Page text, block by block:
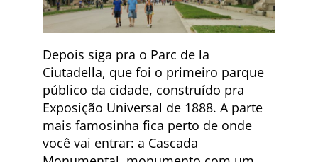
Depois siga pra o Parc de la
Ciutadella, que foi o primeiro parque
público da cidade, construído pra
Exposição Universal de 1888. A parte
mais famosinha fica perto de onde
você vai entrar: a Cascada